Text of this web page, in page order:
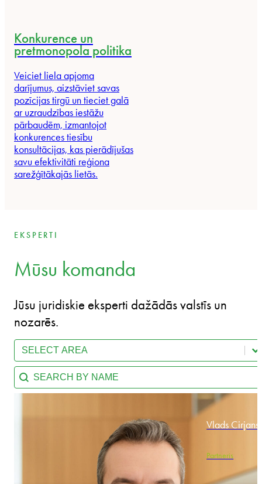
Konkurence un
pretmonopola politika
Veiciet liela apjoma
darījumus, aizstāviet savas
pozīcijas tirgū un tieciet galā
ar uzraudzības iestāžu
pārbaudēm, izmantojot
konkurences tiesību
konsultācijas, kas pierādījušas
savu efektivitāti reģiona
sarežģītākajās lietās.
EKSPERTI
Mūsu komanda
Jūsu juridiskie eksperti dažādās valstīs un
nozarēs.
Team - Practice Area
Select content
Team - Search by name
Search content
Vlads Cirjans
Partneris